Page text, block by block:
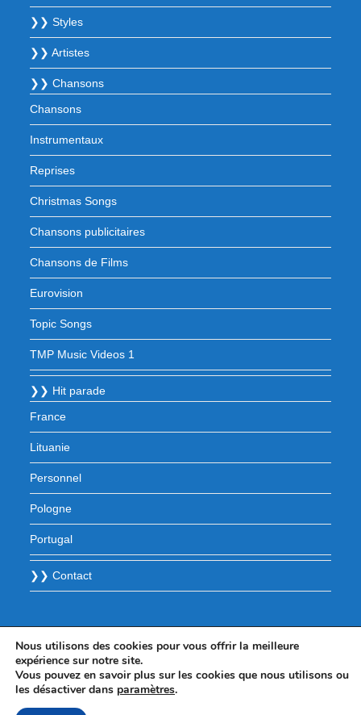
❯❯ Styles
❯❯ Artistes
❯❯ Chansons
Chansons
Instrumentaux
Reprises
Christmas Songs
Chansons publicitaires
Chansons de Films
Eurovision
Topic Songs
TMP Music Videos 1
❯❯ Hit parade
France
Lituanie
Personnel
Pologne
Portugal
❯❯ Contact
Nous utilisons des cookies pour vous offrir la meilleure
expérience sur notre site.
Vous pouvez en savoir plus sur les cookies que nous utilisons ou
les désactiver dans paramètres.